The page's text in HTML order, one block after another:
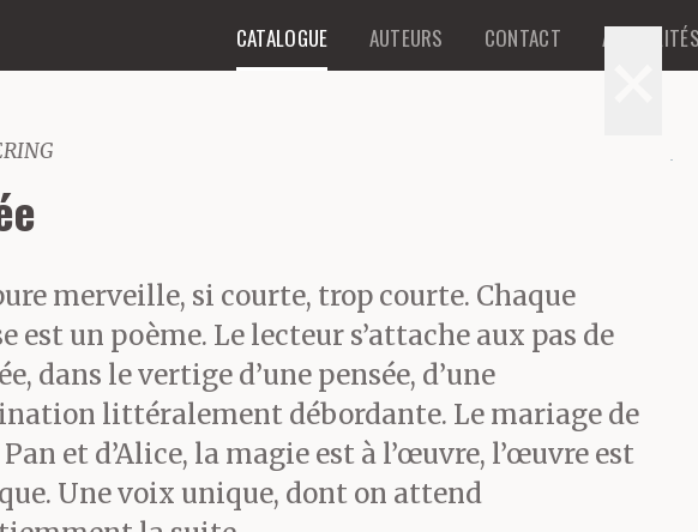
CATALOGUE AUTEURS CONTACT
merveille, si courte, trop courte. Chaque
est un poème. Le lecteur s’attache aux pas de
dans le vertige d’une pensée, d’une
littéralement débordante. Le mariage de
et d’Alice, la magie est à l’œuvre, l’œuvre est
Une voix unique, dont on attend